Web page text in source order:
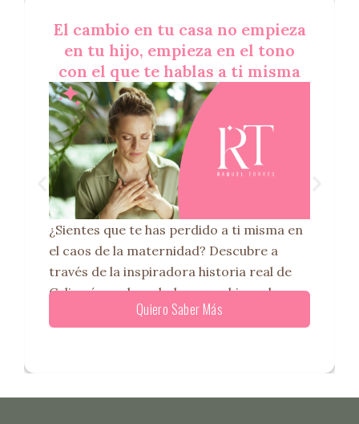
El cambio en tu casa no empieza
en tu hijo, empieza en el tono
con el que te hablas a ti misma
¿Sientes que te has perdido a ti misma en
el caos de la maternidad? Descubre a
través de la inspiradora historia real de
Celia cómo el verdadero cambio en la
Quiero Saber Más